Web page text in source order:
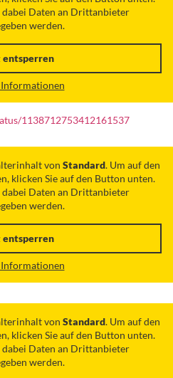
dabei Daten an Drittanbieter
werden.
entsperren
1138712753412161537
von Standard. Um auf den
klicken Sie auf den Button unten.
dabei Daten an Drittanbieter
werden.
entsperren
von Standard. Um auf den
klicken Sie auf den Button unten.
dabei Daten an Drittanbieter
werden.